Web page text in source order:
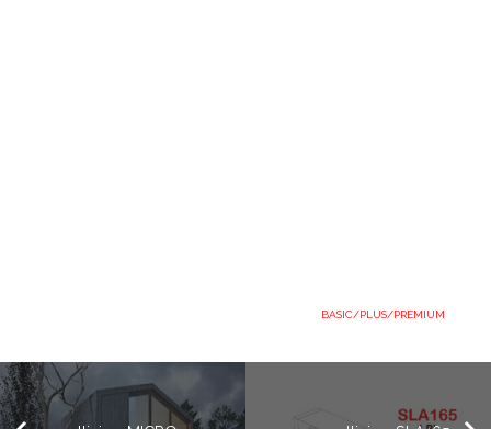
BASIC/PLUS/PREMIUM